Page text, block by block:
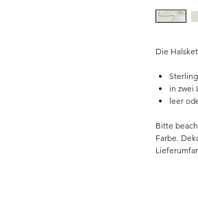
Die
in zwei
leer
Bitte
Farbe.